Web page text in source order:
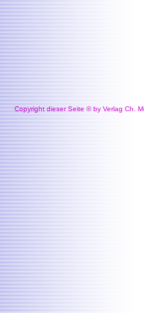
Copyright dieser Seite © by